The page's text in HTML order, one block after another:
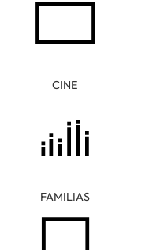
CINE
FAMILIAS